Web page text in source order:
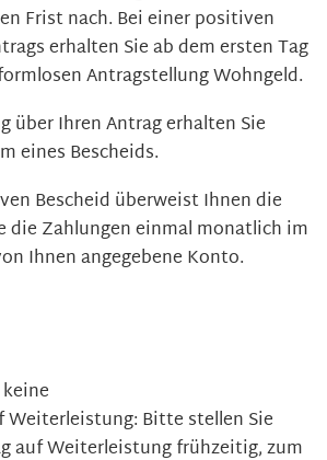
Frist nach. Bei einer positiven
erhalten Sie ab dem ersten Tag
Antragstellung Wohngeld.
über Ihren Antrag erhalten Sie
eines Bescheids.
Bescheid überweist Ihnen die
die Zahlungen einmal monatlich im
Ihnen angegebene Konto.
Weiterleistung: Bitte stellen Sie
auf Weiterleistung frühzeitig, zum